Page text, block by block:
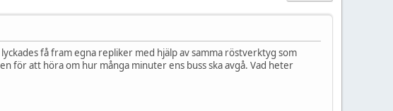
få fram egna repliker med hjälp av samma röstverktyg som
för att höra om hur många minuter ens buss ska avgå. Vad heter